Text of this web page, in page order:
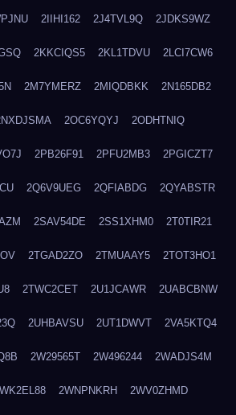
2IIHI162 2J4TVL9Q 2JDKS9WZ
2KKCIQS5 2KL1TDVU 2LCI7CW6
2M7YMERZ 2MIQDBKK 2N165DB2
2OC6YQYJ 2ODHTNIQ
2PB26F91 2PFU2MB3 2PGICZT7
2Q6V9UEG 2QFIABDG 2QYABSTR
2SAV54DE 2SS1XHM0 2T0TIR21
2TGAD2ZO 2TMUAAY5 2TOT3HO1
2TWC2CET 2U1JCAWR 2UABCBNW
2UHBAVSU 2UT1DWVT 2VA5KTQ4
2W29565T 2W496244 2WADJS4M
2WNPNKRH 2WV0ZHMD